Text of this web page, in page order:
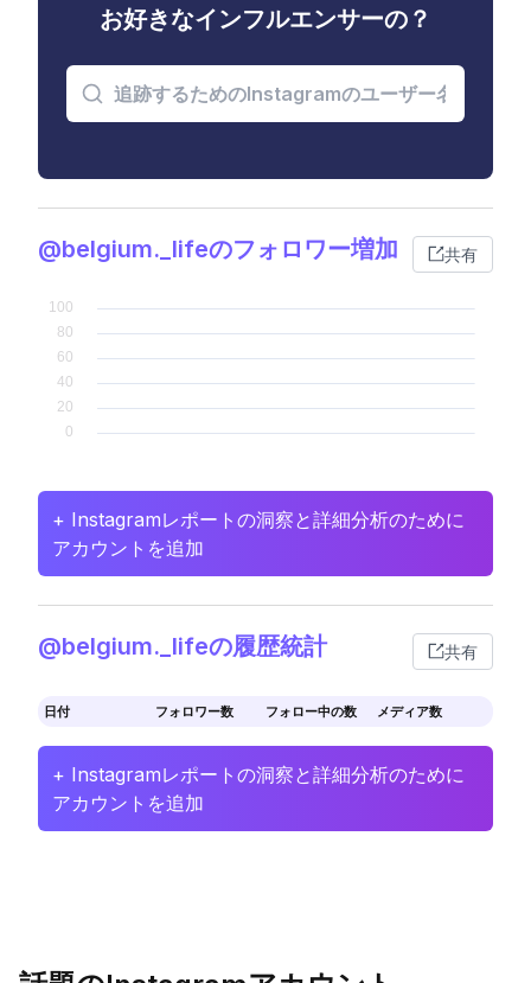
お好きなインフルエンサーの？
@belgium._lifeのフォロワー増加 共有
+ Instagramレポートの洞察と詳細分析のために
アカウントを追加
@belgium._lifeの履歴統計 共有
日付 フォロワー数 フォロー中の数 メディア数
+ Instagramレポートの洞察と詳細分析のために
アカウントを追加